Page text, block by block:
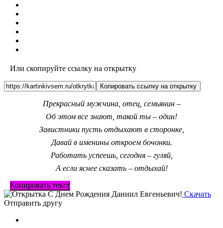
Или скопируйте ссылку на открытку
Копировать ссылку на открытку
Прекрасный мужчина, отец, семьянин –
Об этом все знают, такой ты – один!
Завистники пусть отдыхают в сторонке,
Давай в именины откроем бочонки.
Работать успеешь, сегодня – гуляй,
А если яснее сказать – отдыхай!
Копировать текст
Скачать
Отправить другу